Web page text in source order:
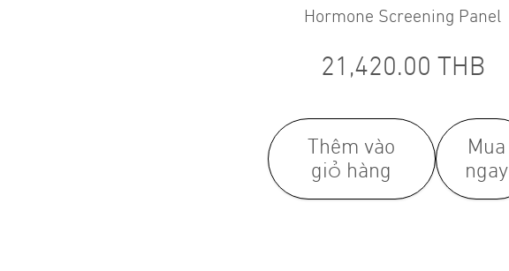
Hormone Screening Panel
21,420.00 THB
Thêm vào
giỏ hàng
Mua
ngay